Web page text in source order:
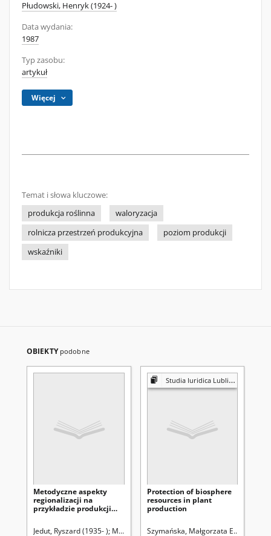
Płudowski, Henryk (1924- )
Data wydania:
1987
Typ zasobu:
artykuł
Więcej
Temat i słowa kluczowe:
produkcja roślinna
waloryzacja
rolnicza przestrzeń produkcyjna
poziom produkcji
wskaźniki
OBIEKTY podobne
Metodyczne aspekty
regionalizacji na
przykładzie produkcji
Jedut, Ryszard (1935- ) Malicki, Adam (1907-1981). Red.
Studia Iuridica Lublinensia
Protection of biosphere
resources in plant
production
Szymańska, Małgorzata E.